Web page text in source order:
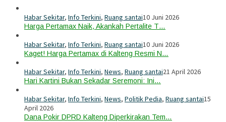
Habar Sekitar, Info Terkini, Ruang santai10 Juni 2026
Harga Pertamax Naik, Akankah Pertalite T…
Habar Sekitar, Info Terkini, Ruang santai10 Juni 2026
Kaget! Harga Pertamax di Kalteng Resmi N…
Habar Sekitar, Info Terkini, News, Ruang santai21 April 2026
Hari Kartini Bukan Sekadar Seremoni: Ini…
Habar Sekitar, Info Terkini, News, Politik Pedia, Ruang santai15
April 2026
Dana Pokir DPRD Kalteng Diperkirakan Tem…